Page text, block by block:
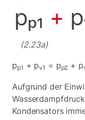
(2.23a)
pp1 + pv1 = pp2 + p
Aufgrund der
Kondensators